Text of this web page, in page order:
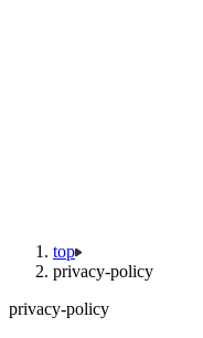
top
privacy-policy
privacy-policy